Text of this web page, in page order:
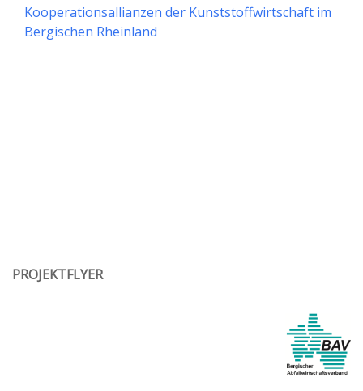
Kooperationsallianzen der Kunststoffwirtschaft im
Bergischen Rheinland
PROJEKTFLYER